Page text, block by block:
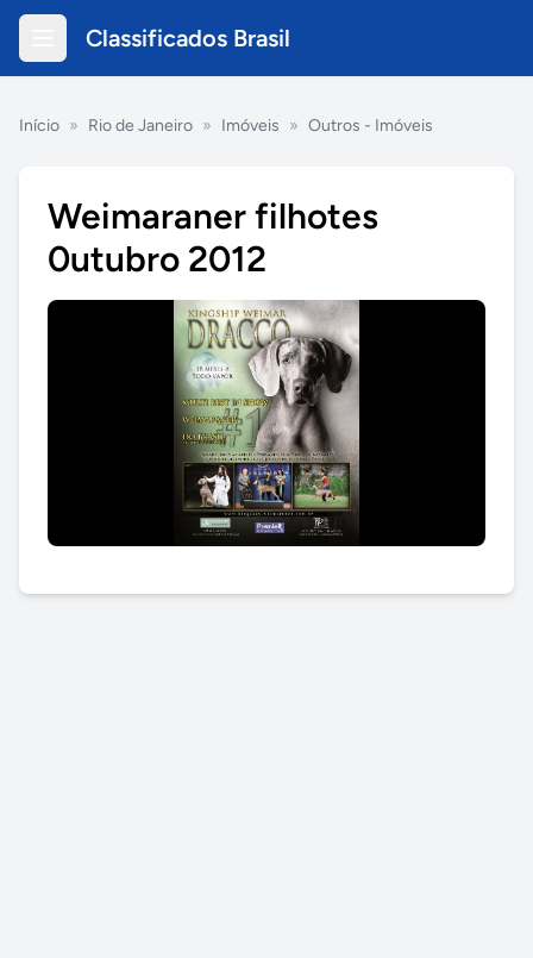
Classificados Brasil
Início » Rio de Janeiro » Imóveis » Outros - Imóveis
Weimaraner filhotes
0utubro 2012